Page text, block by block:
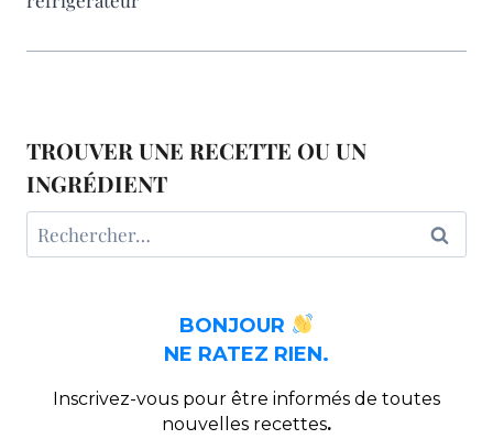
TROUVER UNE RECETTE OU UN
INGRÉDIENT
Rechercher :
BONJOUR
NE RATEZ RIEN.
Inscrivez-vous pour être informés de toutes
nouvelles recettes.